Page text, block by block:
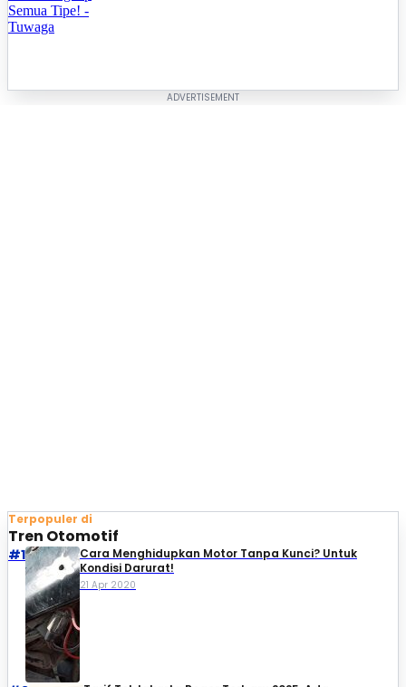
Terpopuler di
Tren Otomotif
#1
Cara Menghidupkan Motor Tanpa Kunci? Untuk
Kondisi Darurat!
21 Apr 2020